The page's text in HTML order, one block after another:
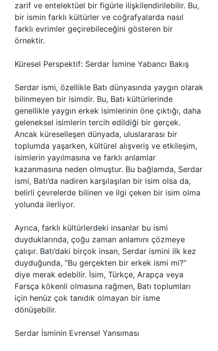
zarif ve entelektüel bir figürle ilişkilendirilebilir. Bu,
bir ismin farklı kültürler ve coğrafyalarda nasıl
farklı evrimler geçirebileceğini gösteren bir
örnektir.
Küresel Perspektif: Serdar İsmine Yabancı Bakış
Serdar ismi, özellikle Batı dünyasında yaygın olarak
bilinmeyen bir isimdir. Bu, Batı kültürlerinde
genellikle yaygın erkek isimlerinin öne çıktığı, daha
geleneksel isimlerin tercih edildiği bir gerçek.
Ancak küreselleşen dünyada, uluslararası bir
toplumda yaşarken, kültürel alışveriş ve etkileşim,
isimlerin yayılmasına ve farklı anlamlar
kazanmasına neden olmuştur. Bu bağlamda, Serdar
ismi, Batı’da nadiren karşılaşılan bir isim olsa da,
belirli çevrelerde bilinen ve ilgi çeken bir isim olma
yolunda ilerliyor.
Ayrıca, farklı kültürlerdeki insanlar bu ismi
duyduklarında, çoğu zaman anlamını çözmeye
çalışır. Batı’daki birçok insan, Serdar ismini ilk kez
duyduğunda, “Bu gerçekten bir erkek ismi mi?”
diye merak edebilir. İsim, Türkçe, Arapça veya
Farsça kökenli olmasına rağmen, Batı toplumları
için henüz çok tanıdık olmayan bir isme
dönüşebilir.
Serdar İsminin Evrensel Yansıması